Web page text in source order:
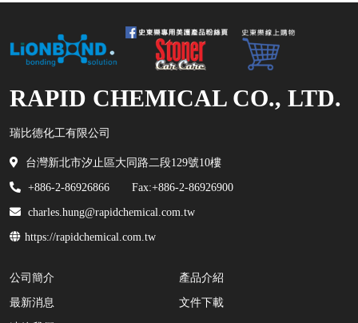
RAPID CHEMICAL CO., LTD.
瑞比德化工有限公司
台灣新北市汐止區大同路二段129號10樓
+886-2-86926866 Fax:+886-2-86926900
charles.hung@rapidchemical.com.tw
https://rapidchemical.com.tw
公司簡介 產品介紹
最新消息 文件下載